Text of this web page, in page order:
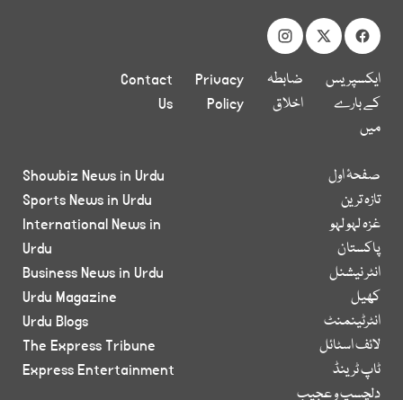
ایکسپریس
کے بارے
میں
ضابطہ
اخلاق
Privacy
Policy
Contact
Us
صفحۂ اول
تازہ ترین
غزہ لہو لہو
پاکستان
انٹر نیشنل
کھیل
انٹرٹینمنٹ
لائف اسٹائل
ٹاپ ٹرینڈ
دلچسپ و عجیب
Showbiz News in Urdu
Sports News in Urdu
International News in
Urdu
Business News in Urdu
Urdu Magazine
Urdu Blogs
The Express Tribune
Express Entertainment